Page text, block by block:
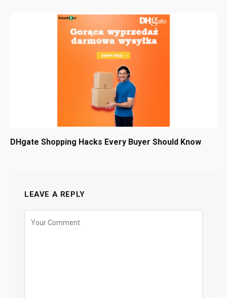
DHgate Shopping Hacks Every Buyer Should Know
LEAVE A REPLY